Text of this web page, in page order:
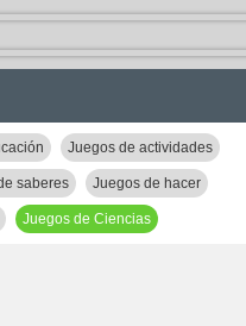
Juegos de actividades
saberes Juegos de hacer
Juegos de Ciencias